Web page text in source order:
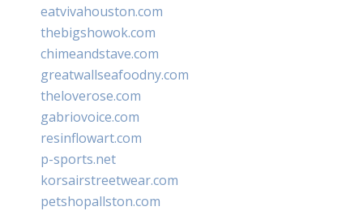
eatvivahouston.com
thebigshowok.com
chimeandstave.com
greatwallseafoodny.com
theloverose.com
gabriovoice.com
resinflowart.com
p-sports.net
korsairstreetwear.com
petshopallston.com